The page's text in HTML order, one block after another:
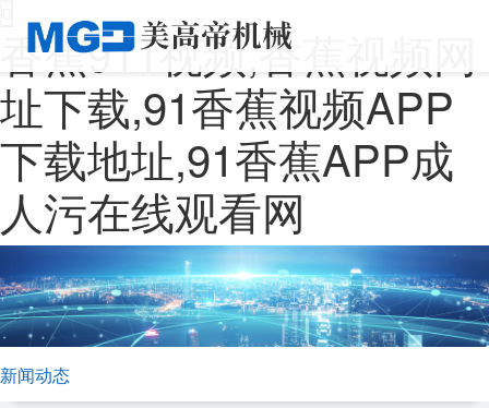
香蕉911视频,香蕉视频网
址下载,91香蕉视频APP
下载地址,91香蕉APP成
人污在线观看网
新闻动态